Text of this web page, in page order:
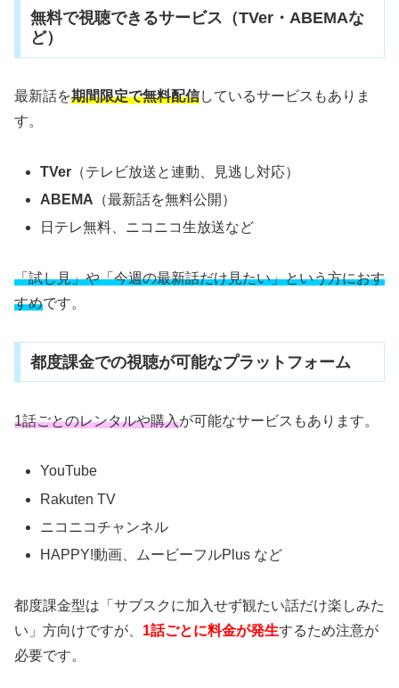
無料で視聴できるサービス（TVer・ABEMAな
ど）
最新話を期間限定で無料配信しているサービスもありま
す。
TVer （テレビ放送と連動、見逃し対応）
ABEMA （最新話を無料公開）
日テレ無料、ニコニコ生放送など
「試し見」や「今週の最新話だけ見たい」という方におす
すめです。
都度課金での視聴が可能なプラットフォーム
1話ごとのレンタルや購入が可能なサービスもあります。
YouTube
Rakuten TV
ニコニコチャンネル
HAPPY!動画、ムービーフルPlus など
都度課金型は「サブスクに加入せず観たい話だけ楽しみた
い」方向けですが、 1話ごとに料金が発生するため注意が
必要です。